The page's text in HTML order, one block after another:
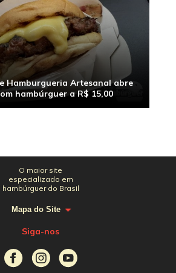
Hamburgueria Artesanal abre
hambúrguer a R$ 15,00
O maior site
especializado em
hambúrguer do Brasil
Mapa do Site
Siga-nos